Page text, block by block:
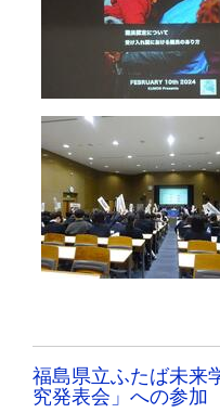
福島県立ふたば未来
究発表会」への参加